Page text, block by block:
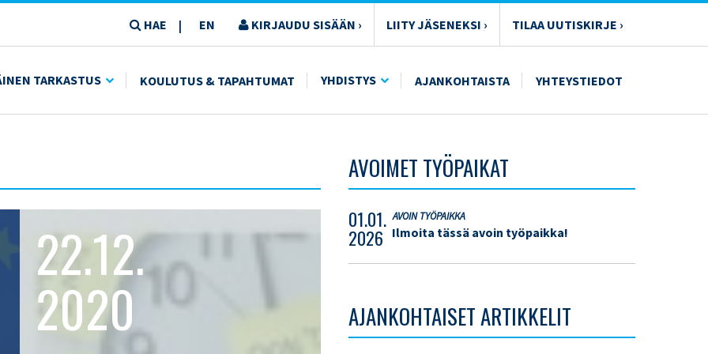
HAE | EN KIRJAUDU SISÄÄN › LIITY JÄSENEKSI › TILAA UUTISKIRJE ›
TARKASTUS KOULUTUS & TAPAHTUMAT YHDISTYS AJANKOHTAISTA YHTEYSTIEDOT
22.12.
2020
AVOIMET TYÖPAIKAT
01.01.
2026
AVOIN TYÖPAIKKA
Ilmoita tässä avoin työpaikka!
AJANKOHTAISET ARTIKKELIT